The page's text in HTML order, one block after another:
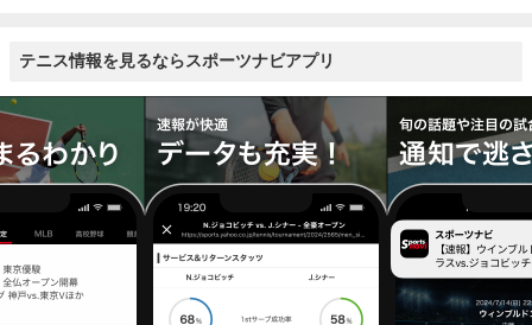
テニス情報を見るならスポーツナビアプリ